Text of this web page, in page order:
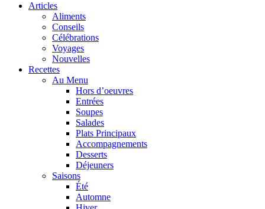
Articles
Aliments
Conseils
Célébrations
Voyages
Nouvelles
Recettes
Au Menu
Hors d’oeuvres
Entrées
Soupes
Salades
Plats Principaux
Accompagnements
Desserts
Déjeuners
Saisons
Été
Automne